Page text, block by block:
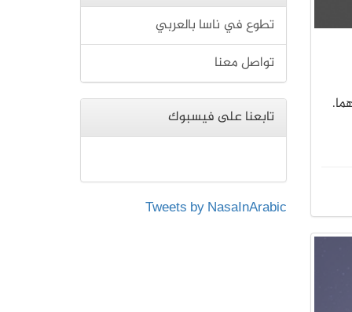
تطوع في ناسا بالعربي
تواصل معنا
تابعنا على فيسبوك
Tweets by NasaInArabic